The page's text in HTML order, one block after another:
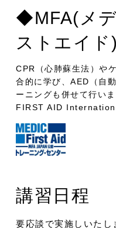
◆MFA(メ
ストエイド)
CPR（心肺蘇生法）や
合的に学び、AED（自
ーニングも併せて行い
FIRST AID
講習日程
要応談で実施しいたし